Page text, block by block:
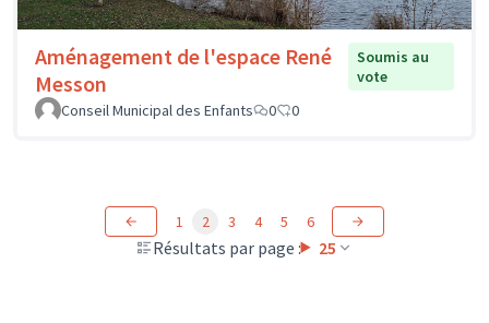
Aménagement de l'espace René
Messon
Soumis au
vote
Conseil Municipal des Enfants
0 0
Résultats par page : 25
1 2 3 4 5 6